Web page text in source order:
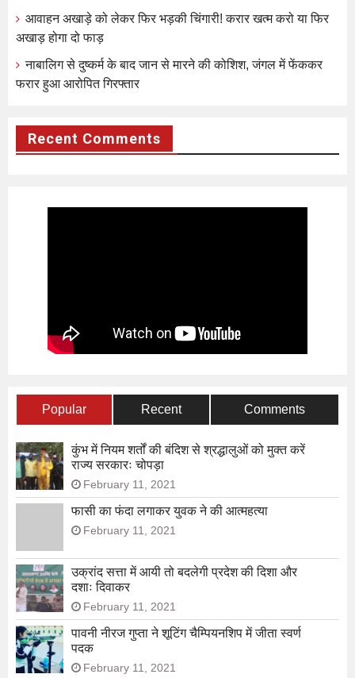
आवाहन अखाड़े को लेकर फिर भड़की चिंगारी! करार खत्म करो या फिर
अखाड़ होगा दो फाड़
नाबालिग से दुष्कर्म के बाद जान से मारने की कोशिश, जंगल में फेंककर
फरार हुआ आरोपित गिरफ्तार
Recent Comments
Popular Recent Comments
कुंभ में नियम शर्तों की बंदिश से श्रद्धालुओं को मुक्त करें
राज्य सरकारः चोपड़ा
February 11, 2021
फासी का फंदा लगाकर युवक ने की आत्महत्या
February 11, 2021
उक्रांद सत्ता में आयी तो बदलेगी प्रदेश की दिशा और
दशाः दिवाकर
February 11, 2021
पावनी नीरज गुप्ता ने शूटिंग चैम्पियनशिप में जीता स्वर्ण
पदक
February 11, 2021